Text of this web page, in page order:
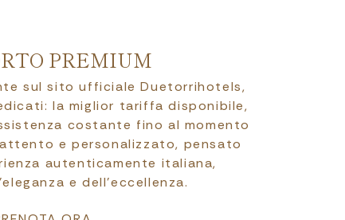
PREMIUM
sul sito ufficiale Duetorrihotels,
la miglior tariffa disponibile,
costante fino al momento
attento e personalizzato, pensato
autenticamente italiana,
e dell’eccellenza.